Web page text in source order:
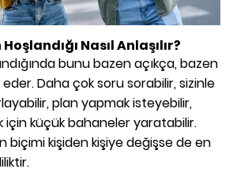
Nasıl Anlaşılır?
bunu bazen açıkça, bazen
eder. Daha çok soru sorabilir, sizinle
plan yapmak isteyebilir,
için küçük bahaneler yaratabilir.
biçimi kişiden kişiye değişse de en